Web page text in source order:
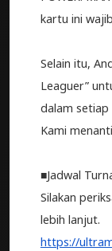
kartu ini
Selain itu,
Leaguer”
dalam setiap
Kami
■Jadwal
Silakan
lebih lanjut.
https://